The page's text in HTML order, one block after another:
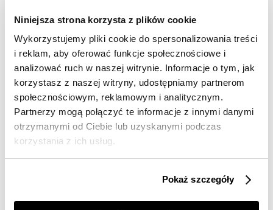
Niniejsza strona korzysta z plików cookie
Wykorzystujemy pliki cookie do spersonalizowania treści
i reklam, aby oferować funkcje społecznościowe i
analizować ruch w naszej witrynie. Informacje o tym, jak
korzystasz z naszej witryny, udostępniamy partnerom
społecznościowym, reklamowym i analitycznym.
Partnerzy mogą połączyć te informacje z innymi danymi
otrzymanymi od Ciebie lub uzyskanymi podczas
korzystania z ich usług.
Pokaż szczegóły
OUTLET
NOC20
Płaszcz damski jeans
79,99 zł